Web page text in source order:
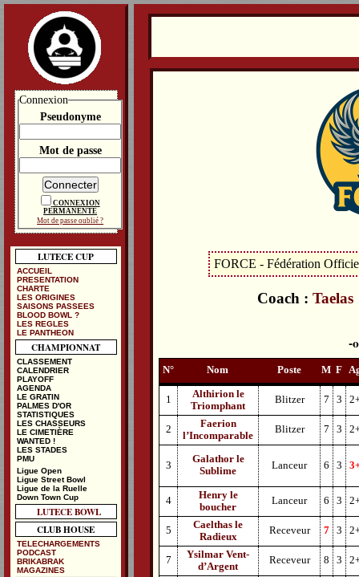
FORCE - Fédération
Coach : Taelas
N° Nom Poste M F
1
Althirion le
Triomphant
Blitzer 7 3
2
Faerion
l’Incomparable
Blitzer 7 3
3
Galathor le
Sublime
Lanceur 6 3
4
Henry le
boucher
Lanceur 6 3
5
Caelthas le
Radieux
Receveur 7 3
7
Ysilmar Vent-
d’Argent
Receveur 8 3
Connexion
Pseudonyme
Mot de passe
CONNEXION
PERMANENTE
Mot de passe oublié ?
LUTECE CUP
ACCUEIL
PRESENTATION
CHARTE
LES ORIGINES
SAISONS PASSEES
BLOOD BOWL ?
LES REGLES
LE PANTHEON
CHAMPIONNAT
CLASSEMENT
CALENDRIER
PLAYOFF
AGENDA
LE GRATIN
PALMES D'OR
STATISTIQUES
LES CHASSEURS
LE CIMETIÈRE
WANTED !
LES STADES
PMU
Ligue Open
Ligue Street Bowl
Ligue de la Ruelle
Down Town Cup
LUTECE BOWL
CLUB HOUSE
TELECHARGEMENTS
PODCAST
BRIKABRAK
MAGAZINES